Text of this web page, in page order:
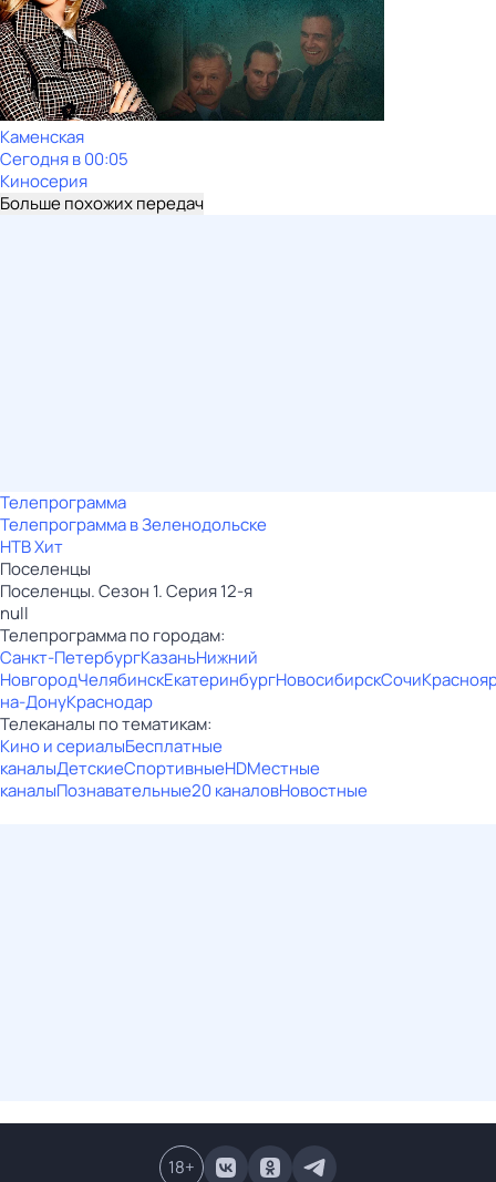
Каменская
Сегодня в 00:05
Киносерия
Больше похожих передач
Телепрограмма
Телепрограмма в Зеленодольске
НТВ Хит
Поселенцы
Поселенцы. Сезон 1. Серия 12-я
null
Телепрограмма по городам:
Санкт-ПетербургКазаньНижний
НовгородЧелябинскЕкатеринбургНовосибирскСочи
на-ДонуКраснодар
Телеканалы по тематикам:
Кино и сериалыБесплатные
каналыДетскиеСпортивныеHDМестные
каналыПознавательные20 каналовНовостные
18+